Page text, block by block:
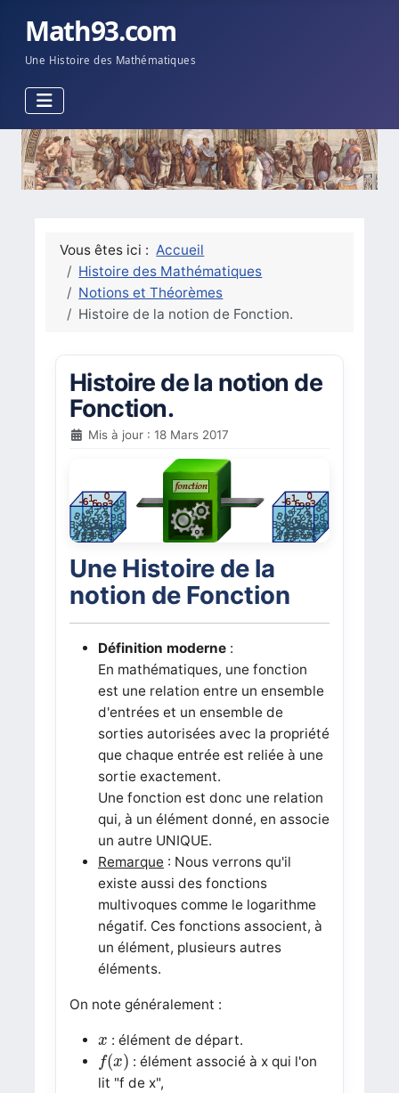
Math93.com
Une Histoire des Mathématiques
Vous êtes ici : Accueil
Histoire des Mathématiques
Notions et Théorèmes
Histoire de la notion de Fonction.
Histoire de la notion de
Fonction.
Mis à jour : 18 Mars 2017
Une Histoire de la
notion de Fonction
Définition moderne:
En mathématiques, une fonction
est une relation entre un ensemble
d'entrées et un ensemble de
sorties autorisées avec la propriété
que chaque entrée est reliée à une
sortie exactement.
Une fonction est donc une relation
qui, à un élément donné, en associe
un autre UNIQUE.
Remarque : Nous verrons qu'il
existe aussi des fonctions
multivoques comme le logarithme
négatif. Ces fonctions associent, à
un élément, plusieurs autres
éléments.
On note généralement :
x
x : élément de départ.
f(x)
f(x ) : élément associé à x qui l'on
lit "f de x",